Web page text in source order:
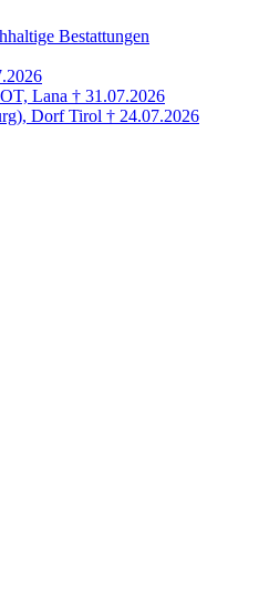
Lana † 31.07.2026
Dorf Tirol † 24.07.2026